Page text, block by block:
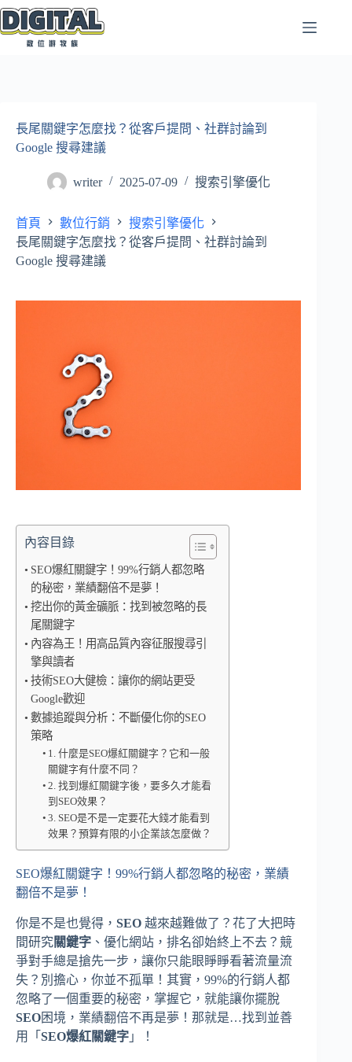
跳
至
長尾關鍵字怎麼找？從客戶提問、社群討論到
Google 搜尋建議
writer 2025-07-09 搜索引擎優化
首頁 數位行銷
搜索引擎優化
長尾關鍵字怎麼找？從客戶提問、社群討論到
Google 搜尋建議
內容目錄
SEO爆紅關鍵字！99%行銷人都忽略
的秘密，業績翻倍不是夢！
挖出你的黃金礦脈：找到被忽略的長
尾關鍵字
內容為王！用高品質內容征服搜尋引
擎與讀者
技術SEO大健檢：讓你的網站更受
Google歡迎
數據追蹤與分析：不斷優化你的SEO
策略
1. 什麼是SEO爆紅關鍵字？它和一般
關鍵字有什麼不同？
2. 找到爆紅關鍵字後，要多久才能看
到SEO效果？
3. SEO是不是一定要花大錢才能看到
效果？預算有限的小企業該怎麼做？
SEO爆紅關鍵字！99%行銷人都忽略的秘密，業績
翻倍不是夢！
你是不是也覺得， SEO 越來越難做了？花了大把時
間研究關鍵字 、優化網站，排名卻始終上不去？競
爭對手總是搶先一步，讓你只能眼睜睜看著流量流
失？別擔心，你並不孤單！其實，99%的行銷人都
忽略了一個重要的秘密，掌握它，就能讓你擺脫
SEO困境，業績翻倍不再是夢！那就是…找到並善
用「 SEO爆紅關鍵字 」！